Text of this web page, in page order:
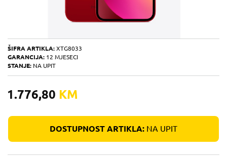
ŠIFRA ARTIKLA: XTG8033
GARANCIJA: 12 MJESECI
STANJE: NA UPIT
1.776,80 KM
DOSTUPNOST ARTIKLA: NA UPIT